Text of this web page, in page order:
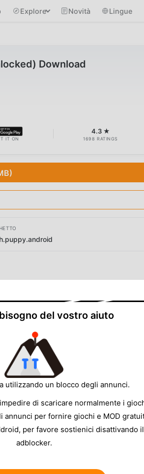
Explore Novità Lingue
Download
IT ON
4.3 ★
1698 RATINGS
del vostro aiuto
utilizzando un blocco degli annunci.
di scaricare normalmente i
annunci per fornire giochi e MOD
per favore sostienici disattivando
adblocker.